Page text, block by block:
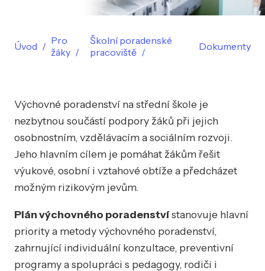
Úvod
Pro
žáky
Školní poradenské
pracoviště
Dokumenty
Výchovné poradenství na střední škole je
nezbytnou součástí podpory žáků při jejich
osobnostním, vzdělávacím a sociálním rozvoji.
Jeho hlavním cílem je pomáhat žákům řešit
výukové, osobní i vztahové obtíže a předcházet
možným rizikovým jevům.
Plán výchovného poradenstvístanovuje hlavní
priority a metody výchovného poradenství,
zahrnující individuální konzultace, preventivní
programy a spolupráci s pedagogy, rodiči i